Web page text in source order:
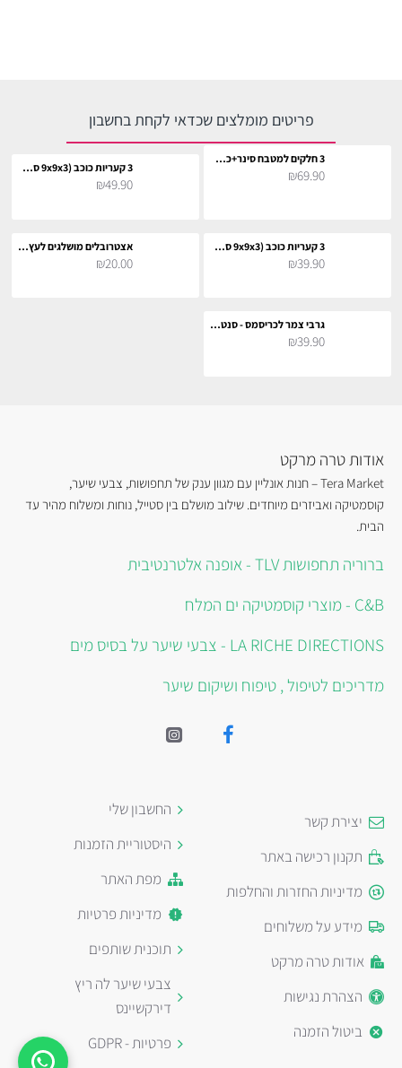
פריטים מומלצים שכדאי לקחת בחשבון
3 חלקים למטבח סינר+כפפה+תחתית לסיר
₪69.90 3 קעריות כוכב (9x9x3 ס"מ)
₪49.90
3 קעריות כוכב (9x9x3 ס"מ)
₪39.90
אצטרובלים מושלגים לעץ חג המולד
₪20.00
גרבי צמר לכריסמס - סנטה ואיילים
₪39.90
אודות טרה מרקט
Tera Market – חנות אונליין עם מגוון ענק של תחפושות, צבעי שיער,
קוסמטיקה ואביזרים מיוחדים. שילוב מושלם בין סטייל, נוחות ומשלוח מהיר עד
הבית.
ברוריה תחפושות TLV - אופנה אלטרנטיבית
C&B - מוצרי קוסמטיקה ים המלח
LA RICHE DIRECTIONS - צבעי שיער על בסיס מים
מדריכים לטיפול , טיפוח ושיקום שיער
יצירת קשר
תקנון רכישה באתר
מדיניות החזרות והחלפות
מידע על משלוחים
אודות טרה מרקט
הצהרת נגישות
ביטול הזמנה
החשבון שלי
היסטוריית הזמנות
מפת האתר
מדיניות פרטיות
תוכנית שותפים
צבעי שיער לה ריץ
דירקשיינס
פרטיות - GDPR